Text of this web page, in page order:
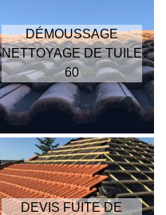
DÉMOUSSAGE
NETTOYAGE DE TUILE
60
DEVIS FUITE DE